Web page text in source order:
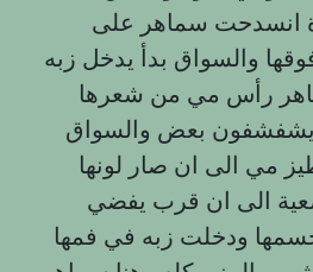
انسدحت سماهر على
والسواق بدأ يدخل زبه
رأس مي من شعرها
بعض والسواق
مي الى ان صار لونها
الى ان قرب يفضي
ودخلت زبه في فمها